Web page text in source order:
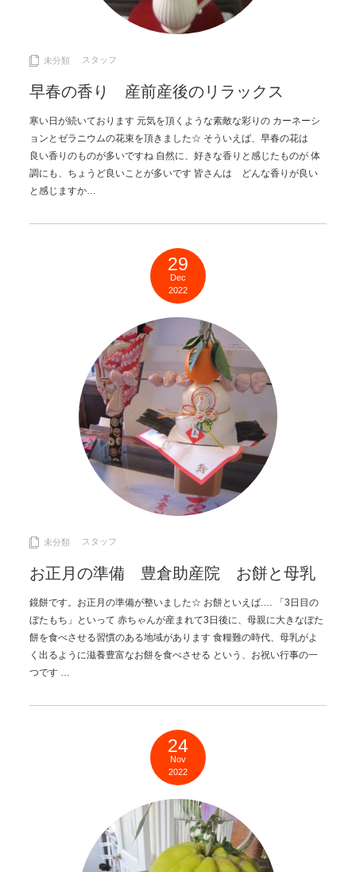
未分類 スタッフ
早春の香り 産前産後のリラックス
寒い日が続いております 元気を頂くような素敵な彩りの カーネーシ
ョンとゼラニウムの花束を頂きました☆ そういえば、早春の花は
良い香りのものが多いですね 自然に、好きな香りと感じたものが 体
調にも、ちょうど良いことが多いです 皆さんは どんな香りが良い
と感じますか…
29
Dec
2022
未分類 スタッフ
お正月の準備 豊倉助産院 お餅と母乳
鏡餅です。お正月の準備が整いました☆ お餅といえば.… 「3日目の
ぼたもち」といって 赤ちゃんが産まれて3日後に、母親に大きなぼた
餅を食べさせる習慣のある地域があります 食糧難の時代、母乳がよ
く出るように滋養豊富なお餅を食べさせる という、お祝い行事の一
つです …
24
Nov
2022